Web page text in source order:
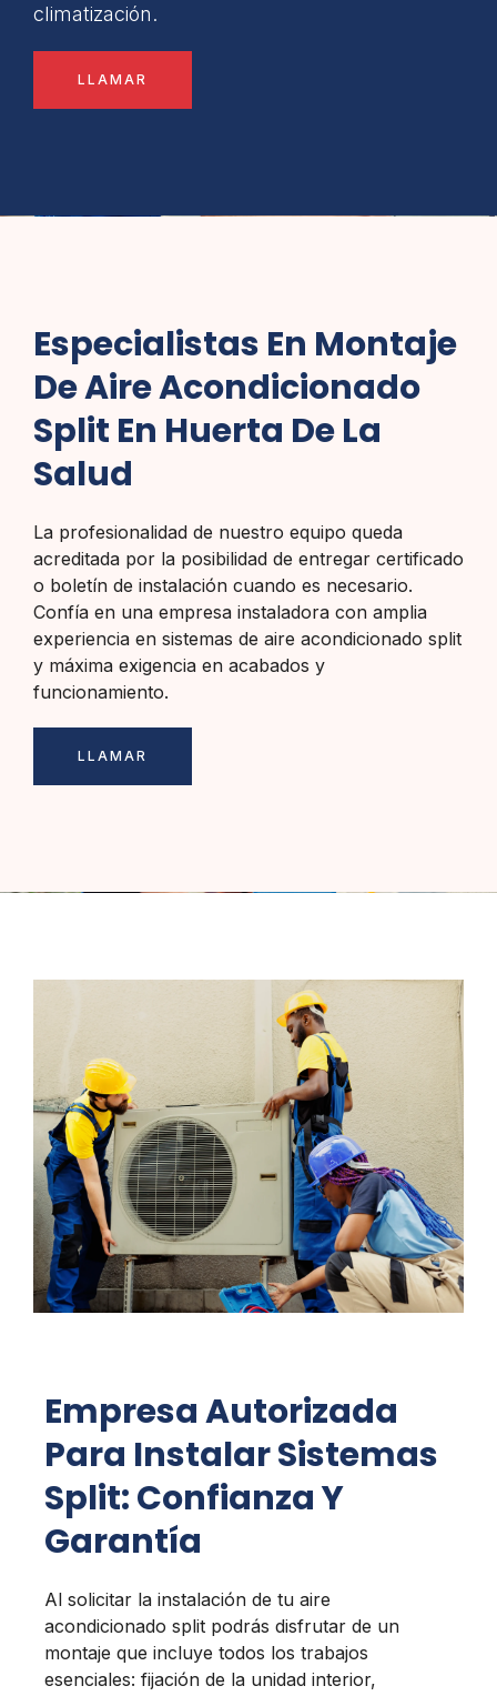
climatización.
LLAMAR
Especialistas En Montaje
De Aire Acondicionado
Split En Huerta De La
Salud
La profesionalidad de nuestro equipo queda
acreditada por la posibilidad de entregar certificado
o boletín de instalación cuando es necesario.
Confía en una empresa instaladora con amplia
experiencia en sistemas de aire acondicionado split
y máxima exigencia en acabados y
funcionamiento.
LLAMAR
Empresa Autorizada
Para Instalar Sistemas
Split: Confianza Y
Garantía
Al solicitar la instalación de tu aire
acondicionado split podrás disfrutar de un
montaje que incluye todos los trabajos
esenciales: fijación de la unidad interior,